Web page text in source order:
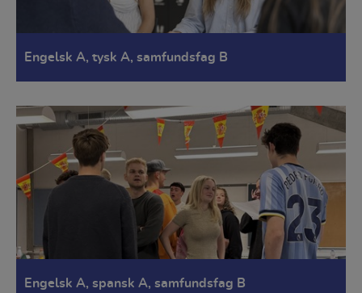
Engelsk A, tysk A, samfundsfag B
Engelsk A, spansk A, samfundsfag B